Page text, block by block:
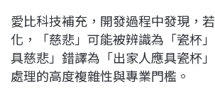
愛比科技補充，開發過程中發現，
化，「慈悲」可能被辨識為「瓷杯
具慈悲」錯譯為「出家人應具瓷杯
處理的高度複雜性與專業門檻。